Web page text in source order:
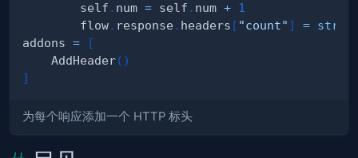
        self
. num = self . num + 1
        flow
. response . headers [ "count" ] = str
addons =
[
    AddHeader
( )
]
为每个响应添加一个 HTTP 标头